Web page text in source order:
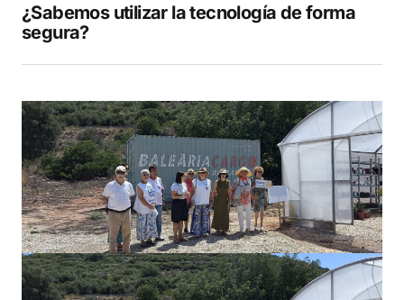
¿Sabemos utilizar la tecnología de forma
segura?